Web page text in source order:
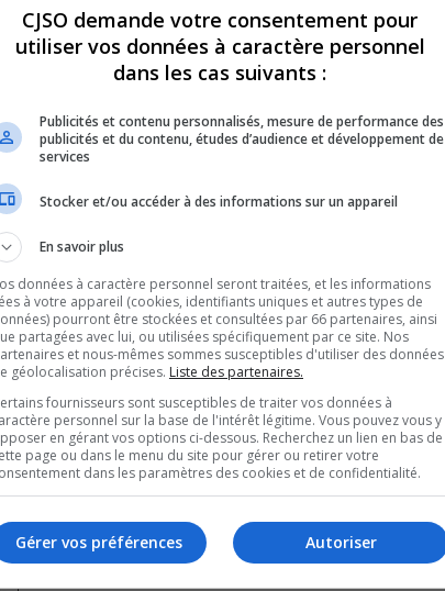
Championnat d’équitation western du Québec, le weekend dernier,
par Chantal Tétreault, a aussi remporté le Trophée du Meilleur
« Adulte »
« Adulte », 3e en Équitation classique « Omnium », 8e en
», 2e en Obstacles western « Omnium »
« 14-18 ans », 4e en Obstacles western « Débutant », 2e en
»
et moins », 7e en Plaisance western « 13 ans et moins »
CJSO demande votre consentement pour
utiliser vos données à caractère personnel
dans les cas suivants :
Publicités et contenu personnalisés, mesure de performance des
publicités et du contenu, études d’audience et développement de
services
Stocker et/ou accéder à des informations sur un appareil
En savoir plus
données à caractère personnel seront traitées, et les informations
à votre appareil (cookies, identifiants uniques et autres types de
pourront être stockées et consultées par 66 partenaires, ainsi
partagées avec lui, ou utilisées spécifiquement par ce site. Nos
et nous-mêmes sommes susceptibles d'utiliser des données
géolocalisation précises. Liste des partenaires.
fournisseurs sont susceptibles de traiter vos données à
personnel sur la base de l'intérêt légitime. Vous pouvez vous y
en gérant vos options ci-dessous. Recherchez un lien en bas de
page ou dans le menu du site pour gérer ou retirer votre
dans les paramètres des cookies et de confidentialité.
Autoriser
Gérer vos préférences